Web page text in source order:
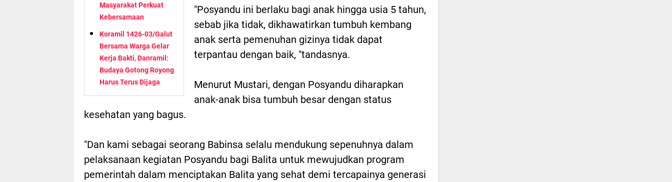
Masyarakat Perkuat
Kebersamaan
Koramil 1426-03/Galut
Bersama Warga Gelar
Kerja Bakti, Danramil:
Budaya Gotong Royong
Harus Terus Dijaga
"Posyandu ini berlaku bagi anak hingga usia 5 tahun,
sebab jika tidak, dikhawatirkan tumbuh kembang
anak serta pemenuhan gizinya tidak dapat
terpantau dengan baik, "tandasnya.
Menurut Mustari, dengan Posyandu diharapkan
anak-anak bisa tumbuh besar dengan status
kesehatan yang bagus.
"Dan kami sebagai seorang Babinsa selalu mendukung sepenuhnya dalam
pelaksanaan kegiatan Posyandu bagi Balita untuk mewujudkan program
pemerintah dalam menciptakan Balita yang sehat demi tercapainya generasi